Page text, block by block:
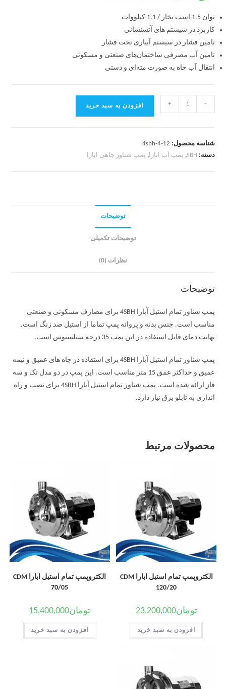
توان 1.5 اسب بخار / 1.1 کیلووات
کاربرد در سیستم های آتشنشانی
تامین فشار در سیستم آبیاری تحت فشار
تامین آب مصرفی ساختمان‌های صنعتی و مسکونی
انتقال آب چاه به صورت مته‌ای و دستی
-
+ افزودن به سبد خرید
شناسه محصول: 4sbh-4-12
دسته: SBH
, پمپ آب ابارا, پمپ شناور چاهی ابارا
توضیحات
توضیحات تکمیلی
نظرات (0)
توضیحات
پمپ شناور تمام استیل آبارا 4SBH برای مصارف مسکونی و صنعتی
مناسب است. جنس بدنه و پروانه پمپ تماما از استیل ضد زنگ است.
نهایت دمای قابل استفاده در این پمپ 35 درجه سیلسیوس است.
پمپ شناور تمام استیل آبارا 4SBH برای استفاده در چاه های عمیق و نیمه
عمیق و حداکثر عمق 15 متر مناسب است. این پمپ در دو مدل تک و سه
فاز ارائه شده است. پمپ شناور تمام استیل آبارا 4SBH برای نصب و راه
اندازی به تابلو برق نیاز دارد.
محصولات مرتبط
الکتروپمپ تمام استیل ابارا CDM
120/20
تومان23,200,000
افزودن به سبد خرید
الکتروپمپ تمام استیل ابارا CDM
70/05
تومان15,400,000
افزودن به سبد خرید